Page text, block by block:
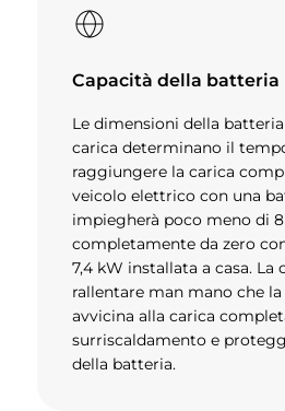
Capacità della batteria
Le dimensioni della
carica determinano il
raggiungere la carica
veicolo elettrico con una
impiegherà poco meno di
completamente da zero
7,4 kW installata a casa. La
rallentare man mano che
avvicina alla carica
surriscaldamento e
della batteria.